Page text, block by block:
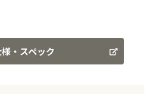
・スペック